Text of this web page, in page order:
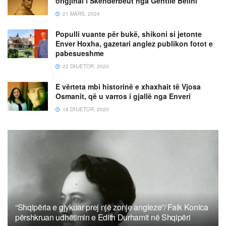
21 MARS, 2024
Populli vuante për bukë, shikoni si jetonte
Enver Hoxha, gazetari anglez publikon fotot e
pabesueshme
22 DHJETOR, 2020
E vërteta mbi historinë e xhaxhait të Vjosa
Osmanit, që u varros i gjallë nga Enveri
18 DHJETOR, 2020
“Shqipëria e gjykuar prej një zonje angleze”/ Faik Konica
përshkruan udhëtimin e Edith Durhamit në Shqipëri